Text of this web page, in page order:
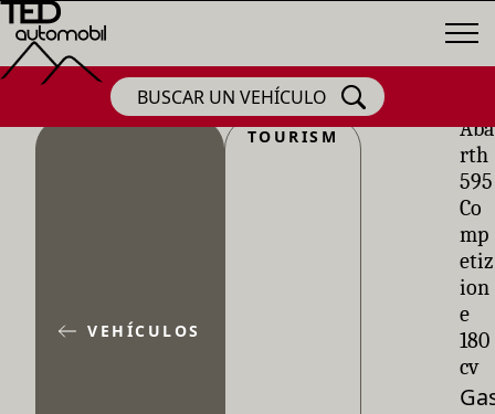
BUSCAR UN VEHÍCULO
VEHÍCULOS
TOURISM
Aba
rth
595
Co
mp
etiz
ion
e
180
cv